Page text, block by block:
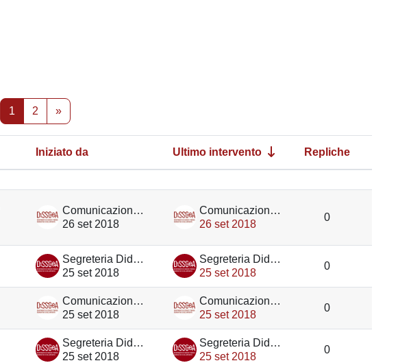
1 Pagina 1
2 Pagina 2
»Pagina successiva
Iniziato da Ultimo intervento
Repliche
Azioni
Comunicazione DiSSGeA
26 set 2018
Comunicazione DiSSGeA
26 set 2018
0
Segreteria Didattica DiSSGeA
25 set 2018
Segreteria Didattica DiSSGeA
25 set 2018
0
Comunicazione DiSSGeA
25 set 2018
Comunicazione DiSSGeA
25 set 2018
0
Segreteria Didattica DiSSGeA
25 set 2018
Segreteria Didattica DiSSGeA
25 set 2018
0